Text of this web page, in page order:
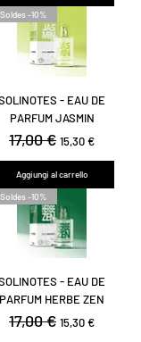
Soldes -10%
- EAU DE
PARFUM JASMIN
Prezzo regolare
17,00 € Prezzo scontato
15,30 €
Aggiungi al carrello
Soldes -10%
- EAU DE
PARFUM HERBE ZEN
Prezzo regolare
17,00 € Prezzo scontato
15,30 €